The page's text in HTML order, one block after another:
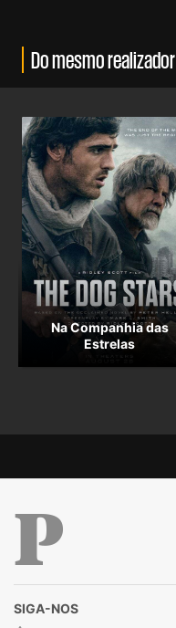
Do mesmo realizador
Na Companhia das
Estrelas
SIGA-NOS